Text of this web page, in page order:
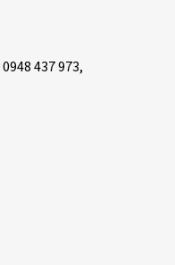
0948 437 973,